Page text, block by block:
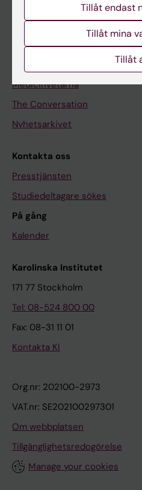
Redaktionellt material
Medicinvetarna
The Conversation
Nyhetsarkivet
Kontakta oss
Presstjänsten
Studiedeltagare sökes
På gång
Kalender
Karolinska Institutet
171 77 Stockholm
Tel: 08-524 800 00
Fax: 08-31 11 01
Kontakta KI
Org.nr: 202100-2973
VAT.nr: SE202100297301
Om webbplatsen
Tillgänglighetsredogörelse
Manage your cookies
Tillåt endast
Tillåt mina
Tillåt